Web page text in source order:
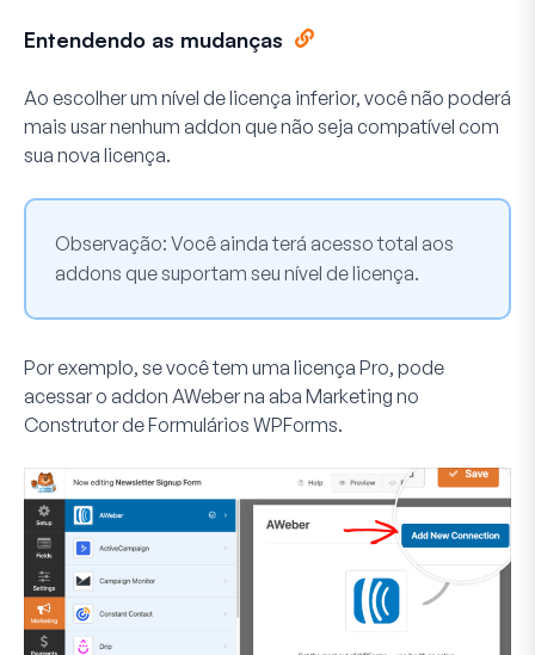
Entendendo as mudanças
Ao escolher um nível de licença inferior, você não poderá
mais usar nenhum addon que não seja compatível com
sua nova licença.
Observação: Você ainda terá acesso total aos
addons que suportam seu nível de licença.
Por exemplo, se você tem uma licença Pro, pode
acessar o addon AWeber na aba Marketing no
Construtor de Formulários WPForms.